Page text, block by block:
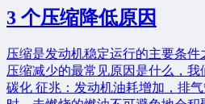
3 个压缩降低原因
压缩是发动机稳定运行的主要条件
压缩减少的最常见原因是什么，我
碳化 征兆：发动机油耗增加，排